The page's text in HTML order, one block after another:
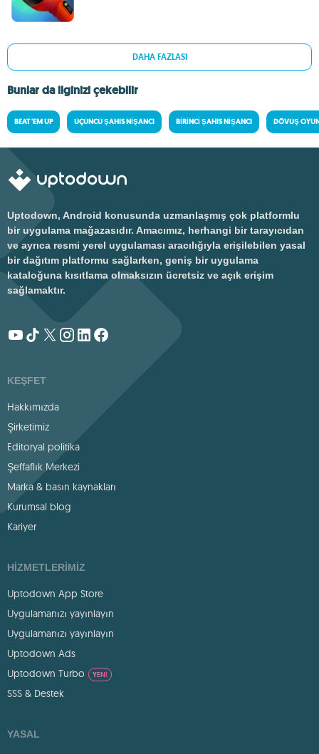
DAHA FAZLASI
Bunlar da ilginizi çekebilir
BEAT 'EM UP ÜÇÜNCÜ ŞAHIS NIŞANCI BIRINCI ŞAHIS NIŞANCI DÖVÜŞ
Uptodown, Android konusunda uzmanlaşmış çok platformlu
bir uygulama mağazasıdır. Amacımız, herhangi bir tarayıcıdan
ve ayrıca resmi yerel uygulaması aracılığıyla erişilebilen yasal
bir dağıtım platformu sağlarken, geniş bir uygulama
kataloğuna kısıtlama olmaksızın ücretsiz ve açık erişim
sağlamaktır.
KEŞFET
Hakkımızda
Şirketimiz
Editoryal politika
Şeffaflık Merkezi
Marka & basın kaynakları
Kurumsal blog
Kariyer
HIZMETLERIMIZ
Uptodown App Store
Uygulamanızı yayınlayın
Uygulamanızı yayınlayın
Uptodown Ads
Uptodown Turbo
YENI
SSS & Destek
YASAL